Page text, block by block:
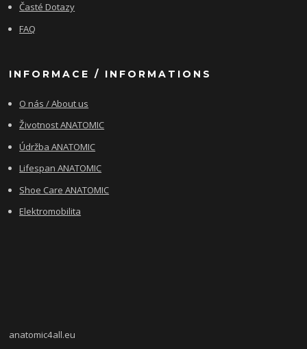
Časté Dotazy
FAQ
INFORMACE / INFORMATIONS
O nás / About us
Životnost ANATOMIC
Údržba ANATOMIC
Lifespan ANATOMIC
Shoe Care ANATOMIC
Elektromobilita
anatomic4all.eu